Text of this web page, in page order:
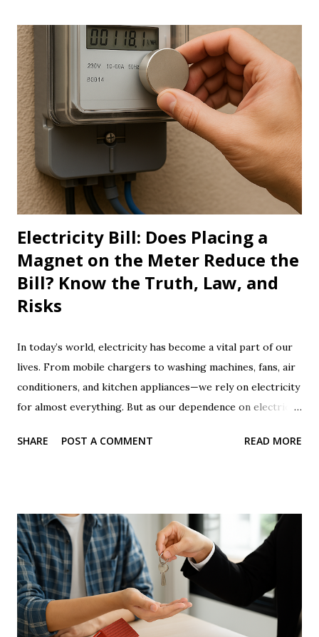
Electricity Bill: Does Placing a
Magnet on the Meter Reduce the
Bill? Know the Truth, Law, and
Risks
In today’s world, electricity has become a vital part of our
lives. From mobile chargers to washing machines, fans, air
conditioners, and kitchen appliances—we rely on electricity
for almost everything. But as our dependence on electricity
growing burden for many families. Across India, millions of
common method is placing a magnet on the electricity
meter . Some claim that doing so slows down the meter's
reading and reduces the bill. But is this claim true? Can you
really trick the electricity meter using a magnet? And if
someone tries this, what are the legal and technical
consequences? Let’s find out the truth behind this entire
SHARE POST A COMMENT READ MORE